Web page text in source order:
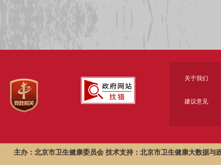
关于我们
建议意见
主办：北京市卫生健康委员会 技术支持：北京市卫生健康大数据